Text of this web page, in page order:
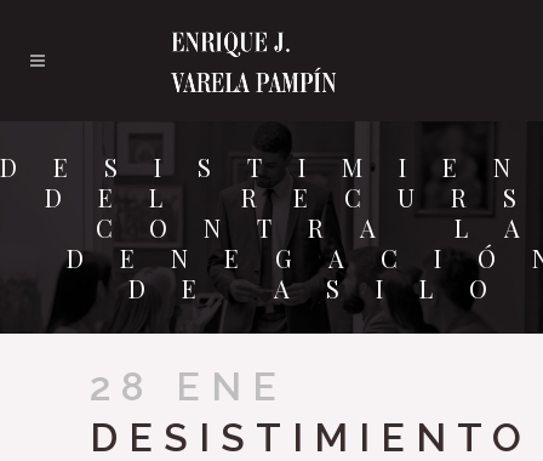
DEL
CONTRA
DE ASILO
28 ENE
DESISTIMIENTO